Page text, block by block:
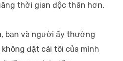
thời gian độc thân hơn.
bạn và người ấy thường
đặt cái tôi của mình